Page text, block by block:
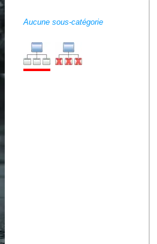
Aucune sous-catégorie